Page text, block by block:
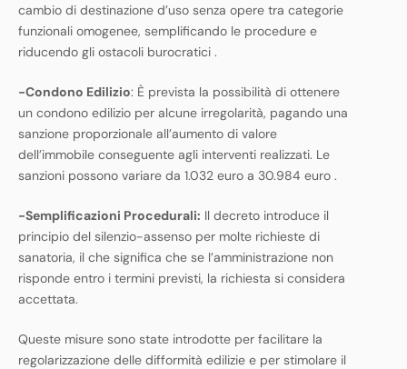
cambio di destinazione d’uso senza opere tra categorie
funzionali omogenee, semplificando le procedure e
riducendo gli ostacoli burocratici​ ​.
-Condono Edilizio: È prevista la possibilità di ottenere
un condono edilizio per alcune irregolarità, pagando una
sanzione proporzionale all’aumento di valore
dell’immobile conseguente agli interventi realizzati. Le
sanzioni possono variare da 1.032 euro a 30.984 euro​ ​.
-Semplificazioni Procedurali: Il decreto introduce il
principio del silenzio-assenso per molte richieste di
sanatoria, il che significa che se l’amministrazione non
risponde entro i termini previsti, la richiesta si considera
accettata​.
Queste misure sono state introdotte per facilitare la
regolarizzazione delle difformità edilizie e per stimolare il